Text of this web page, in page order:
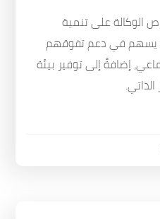
الوكالة على تنمية
يسهم في دعم تفوقهم
إضافةً إلى توفير بيئة